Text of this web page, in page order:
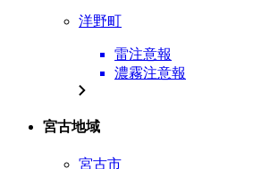
洋野町
雷注意報
濃霧注意報
宮古地域
宮古市